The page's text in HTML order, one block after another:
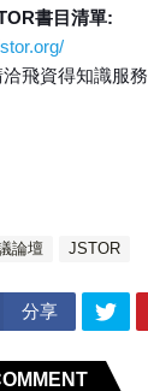
書目清單:
飛資得知識服務
論壇 JSTOR
分享